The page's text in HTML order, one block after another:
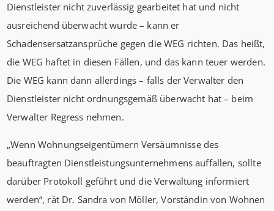
Dienstleister nicht zuverlässig gearbeitet hat und nicht
ausreichend überwacht wurde – kann er
Schadensersatzansprüche gegen die WEG richten. Das heißt,
die WEG haftet in diesen Fällen, und das kann teuer werden.
Die WEG kann dann allerdings – falls der Verwalter den
Dienstleister nicht ordnungsgemäß überwacht hat – beim
Verwalter Regress nehmen.
„Wenn Wohnungseigentümern Versäumnisse des
beauftragten Dienstleistungsunternehmens auffallen, sollte
darüber Protokoll geführt und die Verwaltung informiert
werden“, rät Dr. Sandra von Möller, Vorständin von Wohnen